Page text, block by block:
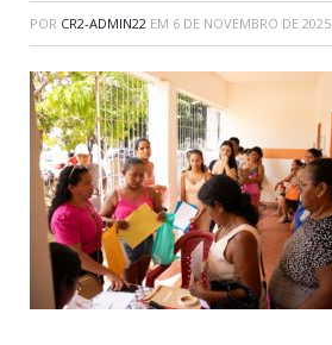
POR CR2-ADMIN22 EM 6 DE NOVEMBRO DE 2025